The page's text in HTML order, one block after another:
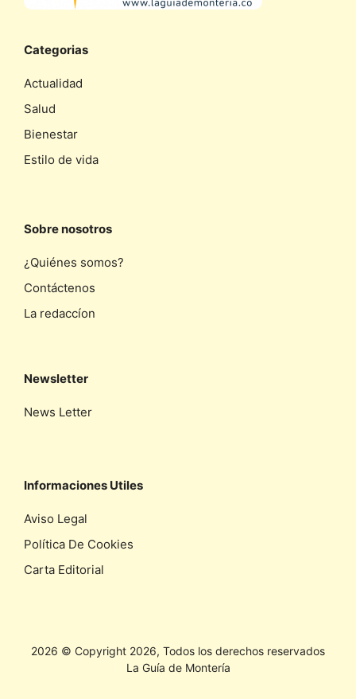
Categorias
Actualidad
Salud
Bienestar
Estilo de vida
Sobre nosotros
¿Quiénes somos?
Contáctenos
La redaccíon
Newsletter
News Letter
Informaciones Utiles
Aviso Legal
Política De Cookies
Carta Editorial
2026 © Copyright 2026, Todos los derechos reservados
La Guía de Montería